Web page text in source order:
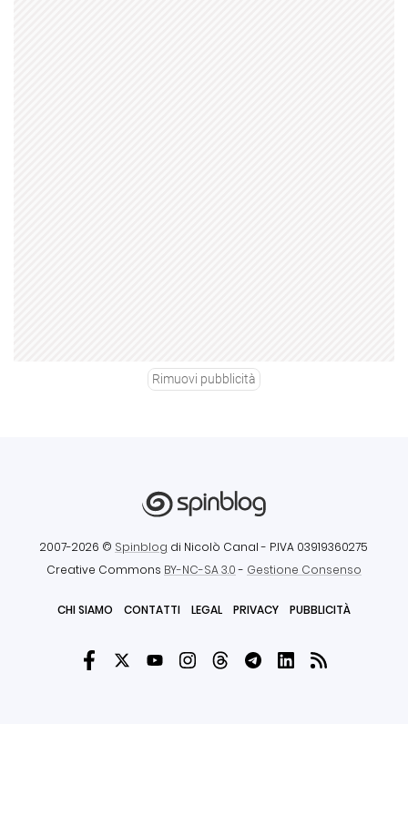
Rimuovi pubblicità
2007-2026 © Spinblog di Nicolò Canal - P.IVA 03919360275
Creative Commons BY-NC-SA 3.0- Gestione Consenso
CHI SIAMO CONTATTI LEGAL PRIVACY PUBBLICITÀ